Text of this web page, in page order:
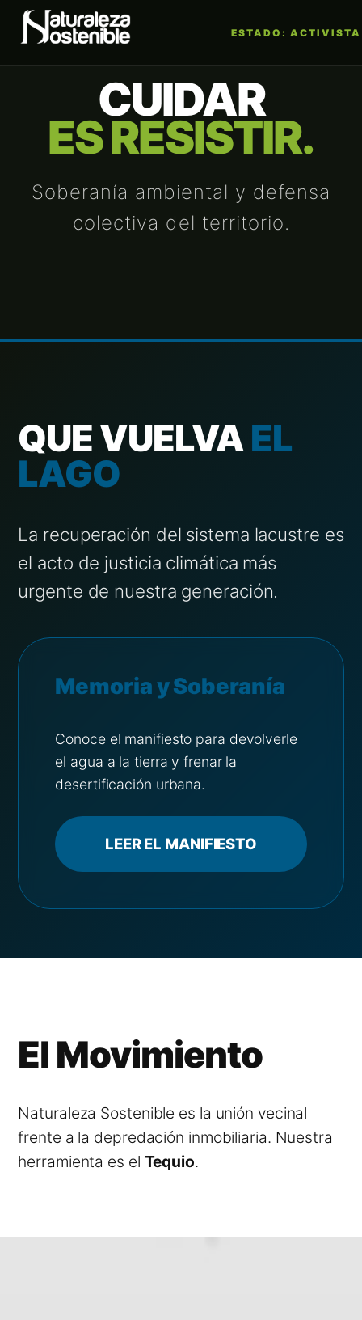
ESTADO: ACTIVISTA
CUIDAR
ES RESISTIR.
Soberanía ambiental y defensa
colectiva del territorio.
QUE VUELVAEL
LAGO
La recuperación del sistema lacustre es
el acto de justicia climática más
urgente de nuestra generación.
Memoria y Soberanía
Conoce el manifiesto para devolverle
el agua a la tierra y frenar la
desertificación urbana.
LEER EL MANIFIESTO
El Movimiento
Naturaleza Sostenible es la unión vecinal
frente a la depredación inmobiliaria. Nuestra
herramienta es el Tequio.